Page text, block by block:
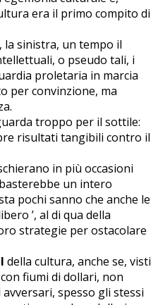
era il primo compito di
la sinistra, un tempo il
o pseudo tali, i
proletaria in marcia
per convinzione, ma
troppo per il sottile:
risultati tangibili contro il
in più occasioni
un intero
pochi sanno che anche le
’, al di qua della
strategie per ostacolare
della cultura, anche se, visti
fiumi di dollari, non
spesso gli stessi